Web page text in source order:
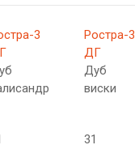
3
Ростра-3
ДГ
Дуб
виски
31